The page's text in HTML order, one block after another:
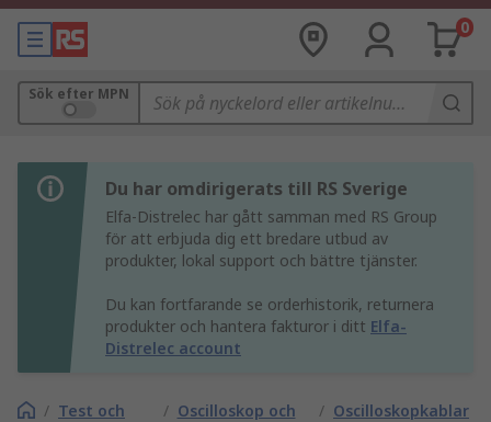
0
Sök efter MPN
Du har omdirigerats till RS Sverige
Elfa-Distrelec har gått samman med RS Group
för att erbjuda dig ett bredare utbud av
produkter, lokal support och bättre tjänster.
Du kan fortfarande se orderhistorik, returnera
produkter och hantera fakturor i ditt Elfa-
Distrelec account
/ Test och
/ Oscilloskop och
/ Oscilloskopkablar